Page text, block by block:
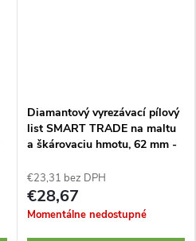
Diamantový vyrezávací pílový
list SMART TRADE na maltu
a škárovaciu hmotu, 62 mm -
€23,31 bez DPH
€28,67
Momentálne nedostupné